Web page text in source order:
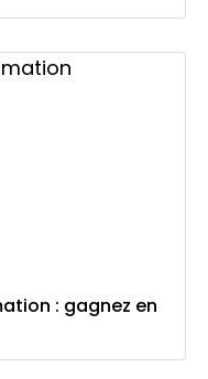
: gagnez en